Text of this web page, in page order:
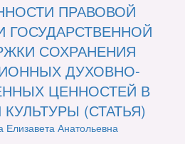
ПРАВОВОЙ
ГОСУДАРСТВЕННОЙ
СОХРАНЕНИЯ
ДУХОВНО-
ЦЕННОСТЕЙ В
(СТАТЬЯ)
Елизавета Анатольевна